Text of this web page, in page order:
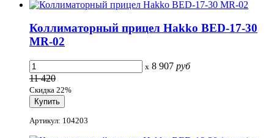
Коллиматорный прицел Hakko BED-17-30
MR-02
x 8 907 руб
11 420
Скидка 22%
Артикул: 104203